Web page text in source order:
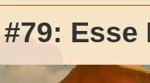
Esse